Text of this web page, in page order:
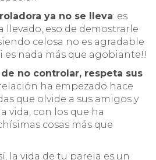
ya no se lleva: es
llevado, eso de demostrarle
celosa no es agradable
nada más que agobiante!!
no controlar, respeta sus
ha empezado hace
que olvide a sus amigos y
vida, con los que ha
cosas más que
la vida de tu pareja es un